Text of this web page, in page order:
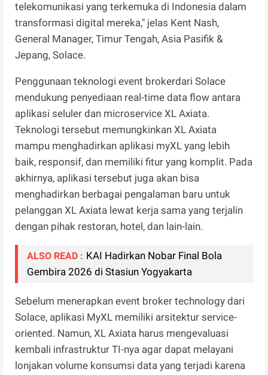
telekomunikasi yang terkemuka di Indonesia dalam
transformasi digital mereka," jelas Kent Nash,
General Manager, Timur Tengah, Asia Pasifik &
Jepang, Solace.
Penggunaan teknologi event brokerdari Solace
mendukung penyediaan real-time data flow antara
aplikasi seluler dan microservice XL Axiata.
Teknologi tersebut memungkinkan XL Axiata
mampu menghadirkan aplikasi myXL yang lebih
baik, responsif, dan memiliki fitur yang komplit. Pada
akhirnya, aplikasi tersebut juga akan bisa
menghadirkan berbagai pengalaman baru untuk
pelanggan XL Axiata lewat kerja sama yang terjalin
dengan pihak restoran, hotel, dan lain-lain.
ALSO READ : KAI Hadirkan Nobar Final Bola
Gembira 2026 di Stasiun Yogyakarta
Sebelum menerapkan event broker technology dari
Solace, aplikasi MyXL memiliki arsitektur service-
oriented. Namun, XL Axiata harus mengevaluasi
kembali infrastruktur TI-nya agar dapat melayani
lonjakan volume konsumsi data yang terjadi karena